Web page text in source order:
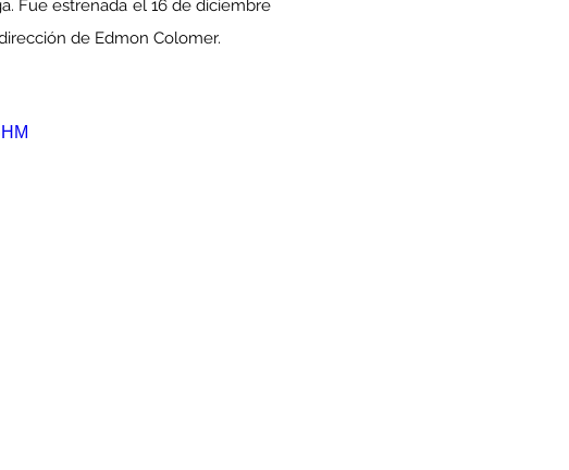
Fue estrenada el 16 de diciembre
de Edmon Colomer.